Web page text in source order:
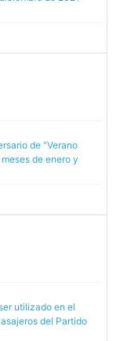
de "Verano
de enero y
utilizado en el
del Partido